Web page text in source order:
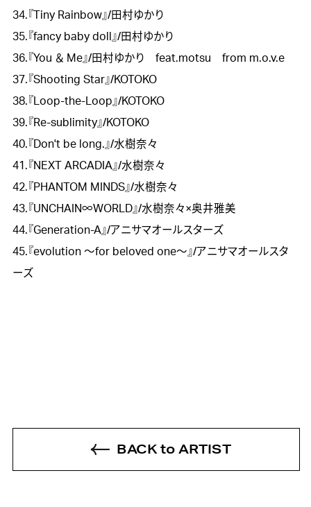
34.『Tiny Rainbow』/田村ゆかり
35.『fancy baby doll』/田村ゆかり
36.『You ＆ Me』/田村ゆかり　feat.motsu　from m.o.v.e
37.『Shooting Star』/KOTOKO
38.『Loop-the-Loop』/KOTOKO
39.『Re-sublimity』/KOTOKO
40.『Don't be long.』/水樹奈々
41.『NEXT ARCADIA』/水樹奈々
42.『PHANTOM MINDS』/水樹奈々
43.『UNCHAIN∞WORLD』/水樹奈々×奥井雅美
44.『Generation-A』/アニサマオールスターズ
45.『evolution ～for beloved one～』/アニサマオールスタ
BACK to ARTIST